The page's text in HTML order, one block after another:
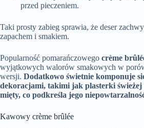
przed pieczeniem.
Taki prosty zabieg sprawia, że deser
zapachem i smakiem.
Popularność pomarańczowego crème
wyjątkowych walorów smakowych w
wersji. Dodatkowo świetnie komponuje
dekoracjami, takimi jak plasterki świeżej
mięty, co podkreśla jego
Kawowy crème brûlée